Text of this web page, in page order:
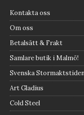
Kontakta oss
Om oss
Betalsätt & Frakt
Samlare butik i Malmö!
Svenska
Art Gladius
Cold Steel